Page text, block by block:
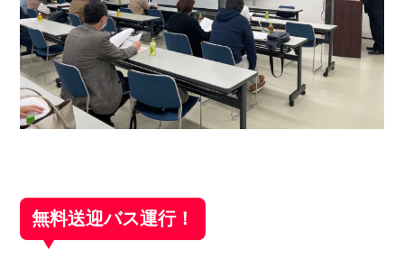
無料送迎バス運行！